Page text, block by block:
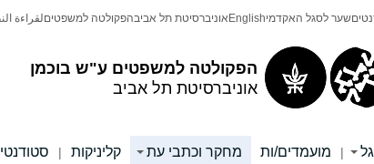
הפקולטה למשפטים ע"ש בוכמן
אוניברסיטת תל אביב
שער לסגל האקדמיEnglish אוניברסיטת תל אביבהפקולטה למשפטיםلقراءة
| מועמדים/ות מחקר וכתבי עת קליניקות |